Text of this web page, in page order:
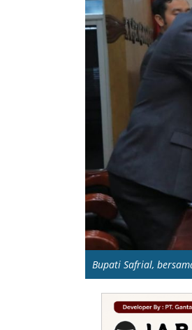
Bupati Safrial,